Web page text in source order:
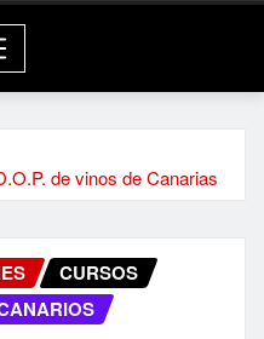
de vinos de Canarias
CURSOS